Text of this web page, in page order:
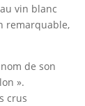
vin blanc
remarquable,
de son
».
crus